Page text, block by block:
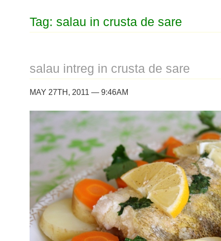
Tag: salau in crusta de sare
salau intreg in crusta de sare
MAY 27TH, 2011 — 9:46AM